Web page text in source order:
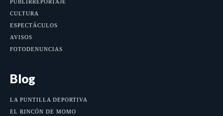
PUBLIRREPORTAJE
CULTURA
ESPECTÁCULOS
AVISOS
FOTODENUNCIAS
Blog
LA PUNTILLA DEPORTIVA
EL RINCÓN DE MOMO